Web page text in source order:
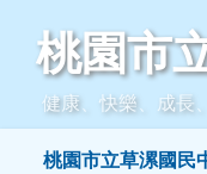
桃園市立草漯
桃園市
健康、快樂、成長
導覽列桃園市立草漯國民